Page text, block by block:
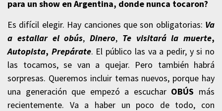
para un show en Argentina, donde nunca tocaron?
Es difícil elegir. Hay canciones que son obligatorias: Va
a estallar el obús, Dinero, Te visitará la muerte,
Autopista, Prepárate. El público las va a pedir, y si no
las tocamos, se van a quejar. Pero también habrá
sorpresas. Queremos incluir temas nuevos, porque hay
una generación que empezó a escuchar OBÚS más
recientemente. Va a haber un poco de todo, con